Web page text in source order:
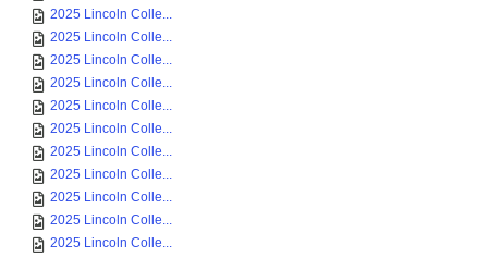
2025 Lincoln Colle...
2025 Lincoln Colle...
2025 Lincoln Colle...
2025 Lincoln Colle...
2025 Lincoln Colle...
2025 Lincoln Colle...
2025 Lincoln Colle...
2025 Lincoln Colle...
2025 Lincoln Colle...
2025 Lincoln Colle...
2025 Lincoln Colle...